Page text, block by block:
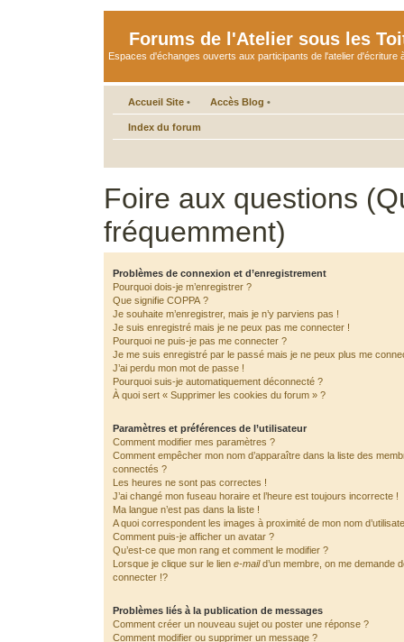
Forums de l'Atelier sous les
Espaces d'échanges ouverts aux participants de l'atelier d'écriture
Accueil Site • Accès Blog •
Index du forum
Foire aux questions
fréquemment)
Problèmes de connexion et d’enregistrement
Pourquoi dois-je m’enregistrer ?
Que signifie COPPA ?
Je souhaite m’enregistrer, mais je n’y parviens pas !
Je suis enregistré mais je ne peux pas me connecter !
Pourquoi ne puis-je pas me connecter ?
Je me suis enregistré par le passé mais je ne peux plus me
J’ai perdu mon mot de passe !
Pourquoi suis-je automatiquement déconnecté ?
À quoi sert « Supprimer les cookies du forum » ?
Paramètres et préférences de l’utilisateur
Comment modifier mes paramètres ?
Comment empêcher mon nom d’apparaître dans la liste des
connectés ?
Les heures ne sont pas correctes !
J’ai changé mon fuseau horaire et l’heure est toujours incorrecte !
Ma langue n’est pas dans la liste !
A quoi correspondent les images à proximité de mon nom
Comment puis-je afficher un avatar ?
Qu’est-ce que mon rang et comment le modifier ?
Lorsque je clique sur le lien e-maild’un membre, on me demande
connecter !?
Problèmes liés à la publication de messages
Comment créer un nouveau sujet ou poster une réponse ?
Comment modifier ou supprimer un message ?